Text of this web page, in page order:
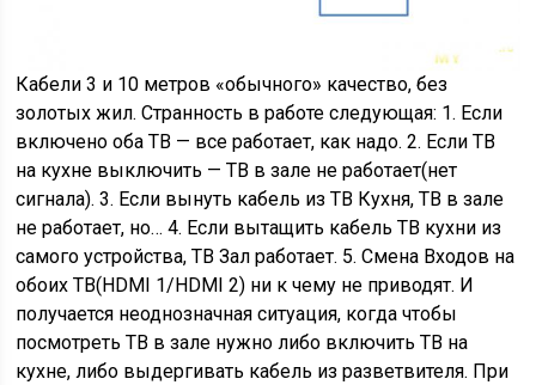
Кабели 3 и 10 метров «обычного» качество, без
золотых жил. Странность в работе следующая: 1. Если
включено оба ТВ — все работает, как надо. 2. Если ТВ
на кухне выключить — ТВ в зале не работает(нет
сигнала). 3. Если вынуть кабель из ТВ Кухня, ТВ в зале
не работает, но… 4. Если вытащить кабель ТВ кухни из
самого устройства, ТВ Зал работает. 5. Смена Входов на
обоих ТВ(HDMI 1/HDMI 2) ни к чему не приводят. И
получается неоднозначная ситуация, когда чтобы
посмотреть ТВ в зале нужно либо включить ТВ на
кухне, либо выдергивать кабель из разветвителя. При